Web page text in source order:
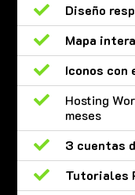

Diseño

Mapa

Iconos con

Hosting
meses

3 cuentas

Tutoriales